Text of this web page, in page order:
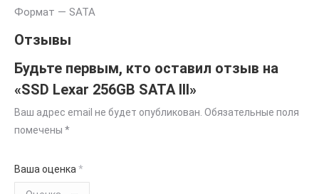
Формат — SATA
Отзывы
Будьте первым, кто оставил отзыв на
«SSD Lexar 256GB SATA III»
Ваш адрес email не будет опубликован. Обязательные поля
помечены *
Ваша оценка *